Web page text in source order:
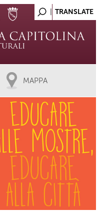
MAPPA